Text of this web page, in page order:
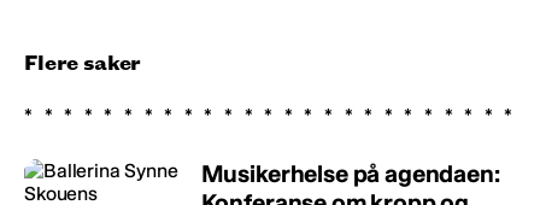
Flere saker
Musikerhelse på agendaen: